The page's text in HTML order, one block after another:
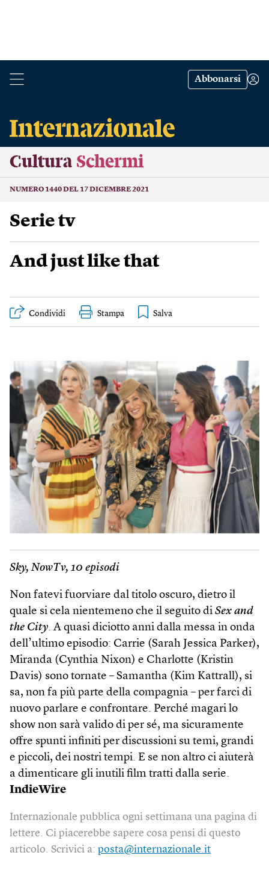
Abbonarsi
Cultura Schermi
NUMERO 1440 DEL 17 DICEMBRE 2021
Serie tv
And just like that
Condividi Stampa
Sky, NowTv, 10 episodi
Non fatevi fuorviare dal titolo oscuro, dietro il
quale si cela nientemeno che il seguito di Sex and
the City. A quasi diciotto anni dalla messa in onda
dell’ultimo episodio: Carrie (Sarah Jessica Parker),
Miranda (Cynthia Nixon) e Charlotte (Kristin
Davis) sono tornate – Samantha (Kim Kattrall), si
sa, non fa più parte della compagnia – per farci di
nuovo parlare e confrontare. Perché magari lo
show non sarà valido di per sé, ma sicuramente
offre spunti infiniti per discussioni su temi, grandi
e piccoli, dei nostri tempi. E se non altro ci aiuterà
a dimenticare gli inutili film tratti dalla serie.
IndieWire
Internazionale pubblica ogni settimana una pagina di
lettere. Ci piacerebbe sapere cosa pensi di questo
articolo. Scrivici a: posta@internazionale.it